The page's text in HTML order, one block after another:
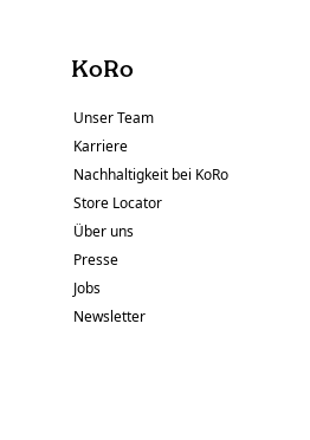
KoRo
Unser Team
Karriere
Nachhaltigkeit bei KoRo
Store Locator
Über uns
Presse
Jobs
Newsletter